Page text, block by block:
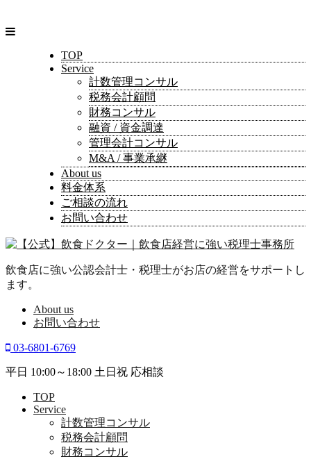
TOP
Service
計数管理コンサル
税務会計顧問
財務コンサル
融資 / 資金調達
管理会計コンサル
M&A / 事業承継
About us
料金体系
ご相談の流れ
お問い合わせ
飲食店に強い公認会計士・税理士がお店の経営をサポートし
ます。
About us
お問い合わせ
03-6801-6769
平日 10:00～18:00 土日祝 応相談
TOP
Service
計数管理コンサル
税務会計顧問
財務コンサル